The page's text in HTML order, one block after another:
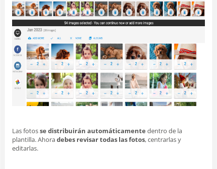
Las fotosse distribuirán automáticamente dentro de la
plantilla. Ahoradebes revisar todas las fotos, centrarlas y
editarlas.